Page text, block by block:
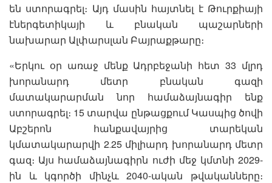
են ստորագրել։ Այդ մասին հայտնել է Թուրքիայի
էներգետիկայի և բնական պաշարների
նախարար Ալփարսլան Բայրաքթարը։
«Երկու օր առաջ մենք Ադրբեջանի հետ 33 մլրդ
խորանարդ մետր բնական գազի
մատակարարման նոր համաձայնագիր ենք
ստորագրել։ 15 տարվա ընթացքում Կասպից ծովի
Աբշերոն հանքավայրից տարեկան
կմատակարարվի 2․25 միլիարդ խորանարդ մետր
գազ։ Այս համաձայնագիրն ուժի մեջ կմտնի 2029-
ին և կգործի մինչև 2040-ական թվականները։